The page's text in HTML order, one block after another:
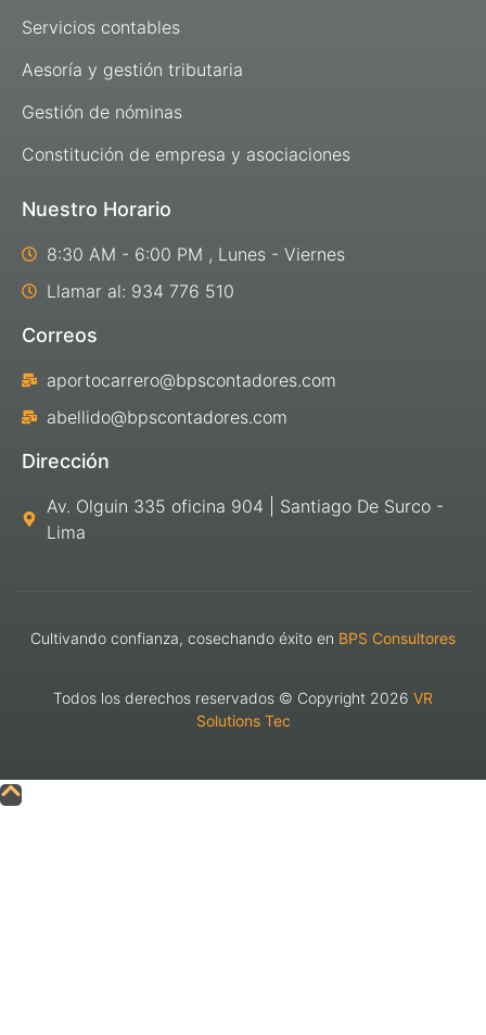
Servicios contables
Aesoría y gestión tributaria
Gestión de nóminas
Constitución de empresa y asociaciones
Nuestro Horario
8:30 AM - 6:00 PM , Lunes - Viernes
Llamar al: 934 776 510
Correos
aportocarrero@bpscontadores.com
abellido@bpscontadores.com
Dirección
Av. Olguin 335 oficina 904 | Santiago De Surco -
Lima
Cultivando confianza, cosechando éxito en BPS Consultores
Todos los derechos reservados © Copyright 2026 VR
Solutions Tec